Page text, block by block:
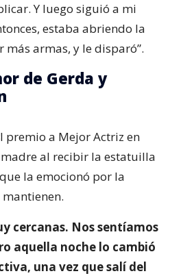
Y luego siguió a mi
estaba abriendo la
armas, y le disparó”.
de Gerda y
premio a Mejor Actriz en
al recibir la estatuilla
la emocionó por la
cercanas. Nos sentíamos
aquella noche lo cambió
una vez que salí del